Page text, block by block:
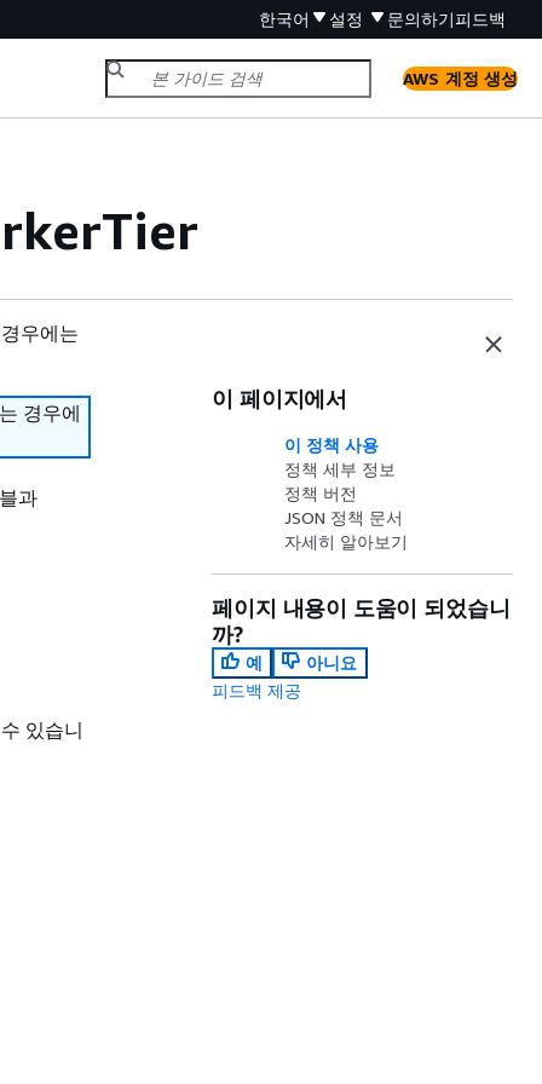
한국어 설정 문의하기피드백
AWS 계정 생성
우에는
경우에
과
있습니
이 페이지에서
이 정책 사용
정책 세부 정보
정책 버전
JSON 정책 문서
자세히 알아보기
페이지 내용이 도움이 되었습니
까?
예
아니요
피드백 제공